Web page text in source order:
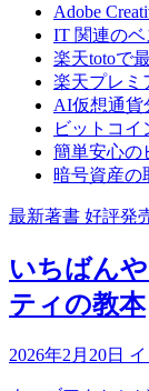
Adobe
IT 関連の
楽天totoで
楽天プレミ
AI仮想通貨
ビットコイ
簡単安心の
暗号資産の
最新著書 好評発
いちばん
ティの教本
2026年2月20日